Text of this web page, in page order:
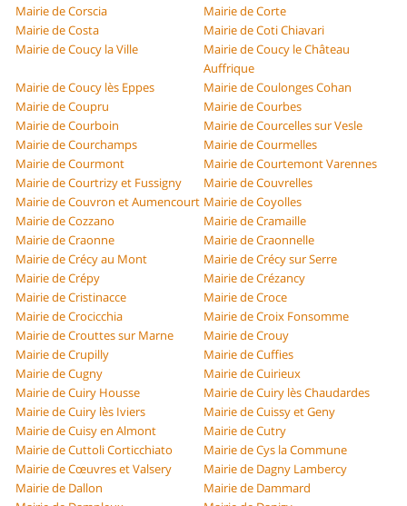
Mairie de Corscia
Mairie de Corte
Mairie de Costa
Mairie de Coti Chiavari
Mairie de Coucy la Ville
Mairie de Coucy le Château
Auffrique
Mairie de Coucy lès Eppes
Mairie de Coulonges Cohan
Mairie de Coupru
Mairie de Courbes
Mairie de Courboin
Mairie de Courcelles sur Vesle
Mairie de Courchamps
Mairie de Courmelles
Mairie de Courmont
Mairie de Courtemont Varennes
Mairie de Courtrizy et Fussigny
Mairie de Couvrelles
Mairie de Couvron et Aumencourt Mairie de Coyolles
Mairie de Cozzano
Mairie de Cramaille
Mairie de Craonne
Mairie de Craonnelle
Mairie de Crécy au Mont
Mairie de Crécy sur Serre
Mairie de Crépy
Mairie de Crézancy
Mairie de Cristinacce
Mairie de Croce
Mairie de Crocicchia
Mairie de Croix Fonsomme
Mairie de Crouttes sur Marne
Mairie de Crouy
Mairie de Crupilly
Mairie de Cuffies
Mairie de Cugny
Mairie de Cuirieux
Mairie de Cuiry Housse
Mairie de Cuiry lès Chaudardes
Mairie de Cuiry lès Iviers
Mairie de Cuissy et Geny
Mairie de Cuisy en Almont
Mairie de Cutry
Mairie de Cuttoli Corticchiato
Mairie de Cys la Commune
Mairie de Cœuvres et Valsery
Mairie de Dagny Lambercy
Mairie de Dallon
Mairie de Dammard